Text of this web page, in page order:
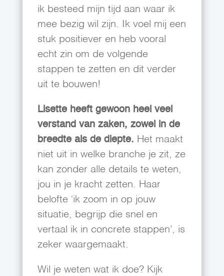
ik besteed mijn tijd aan waar ik
mee bezig wil zijn. Ik voel mij een
stuk positiever en heb vooral
echt zin om de volgende
stappen te zetten en dit verder
uit te bouwen!
Lisette heeft gewoon heel veel
verstand van zaken, zowel in de
breedte als de diepte. Het maakt
niet uit in welke branche je zit, ze
kan zonder alle details te weten,
jou in je kracht zetten. Haar
belofte ‘ik zoom in op jouw
situatie, begrijp die snel en
vertaal ik in concrete stappen’, is
zeker waargemaakt.
Wil je weten wat ik doe? Kijk